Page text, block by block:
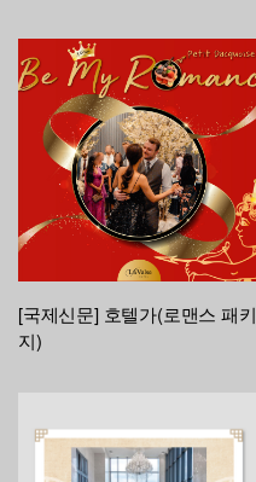
[국제신문] 호텔가(로맨스 패키
지)